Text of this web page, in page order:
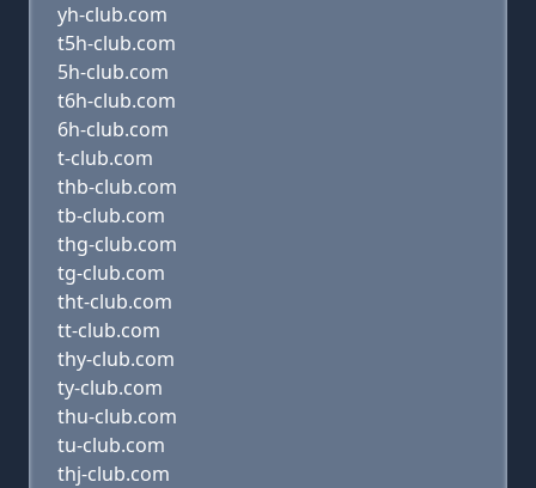
yh-club.com
t5h-club.com
5h-club.com
t6h-club.com
6h-club.com
t-club.com
thb-club.com
tb-club.com
thg-club.com
tg-club.com
tht-club.com
tt-club.com
thy-club.com
ty-club.com
thu-club.com
tu-club.com
thj-club.com